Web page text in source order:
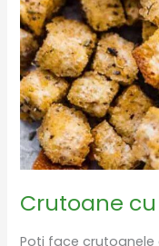
Crutoane
Poti face